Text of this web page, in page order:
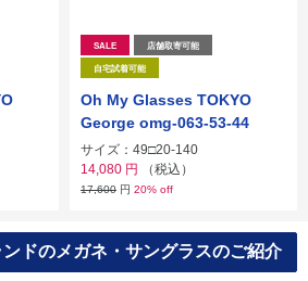
SALE 店舗取寄可能
自宅試着可能
Oh My Glasses TOKYO
George omg-063-53-44
サイズ：49□20-140
14,080 円 （税込）
17,600 円 20% off
ドのメガネ・サングラスのご紹介